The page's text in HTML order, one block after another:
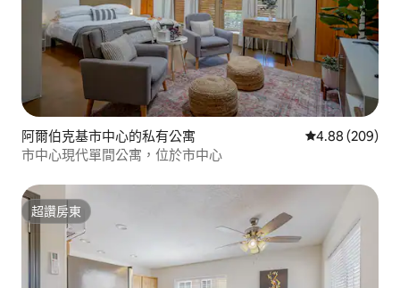
阿爾伯克基市中心的私有公寓 從 209 則評價
4.88 (209)
市中心現代單間公寓，位於市中心
超讚房東
超讚房東